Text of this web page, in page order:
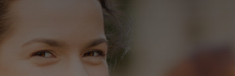
UNIVERSITET
Resources
Art, Architecture
Medicin, Veterinär, PreMed